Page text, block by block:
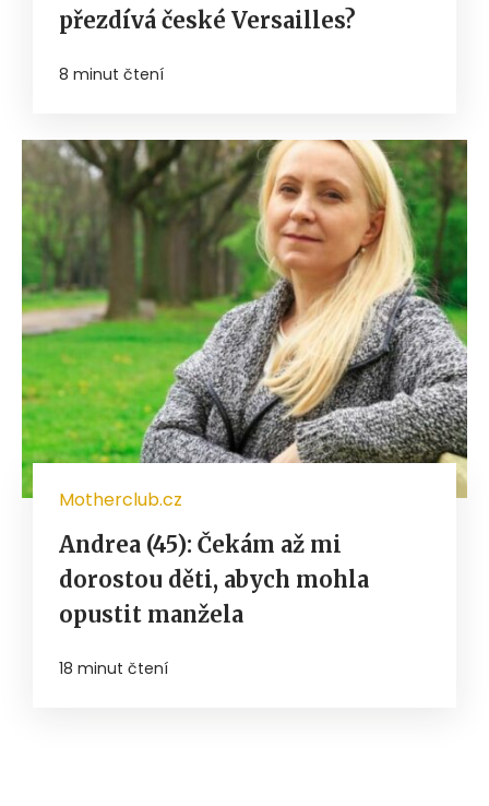
přezdívá české Versailles?
8 minut čtení
Motherclub.cz
Andrea (45): Čekám až mi
dorostou děti, abych mohla
opustit manžela
18 minut čtení